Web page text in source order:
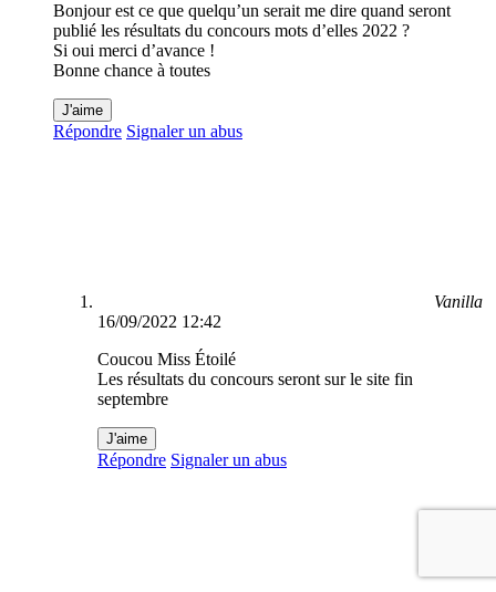
Bonjour est ce que quelqu’un serait me dire quand seront
publié les résultats du concours mots d’elles 2022 ?
Si oui merci d’avance !
Bonne chance à toutes
J'aime
Répondre Signaler un abus
Vanilla
16/09/2022 12:42
Coucou Miss Étoilé
Les résultats du concours seront sur le site fin
septembre
J'aime
Répondre Signaler un abus